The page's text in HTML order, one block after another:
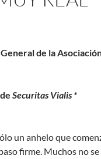
de la
Securitas Vialis *
un anhelo que
firme. Muchos no